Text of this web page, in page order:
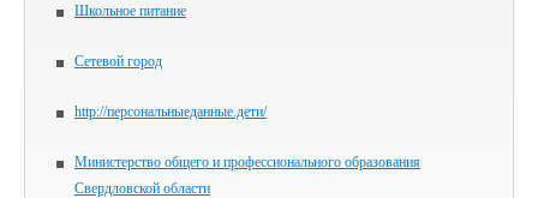
Школьное питание
Сетевой город
http://персональныеданные.дети/
Министерство общего и профессионального образования
Свердловской области